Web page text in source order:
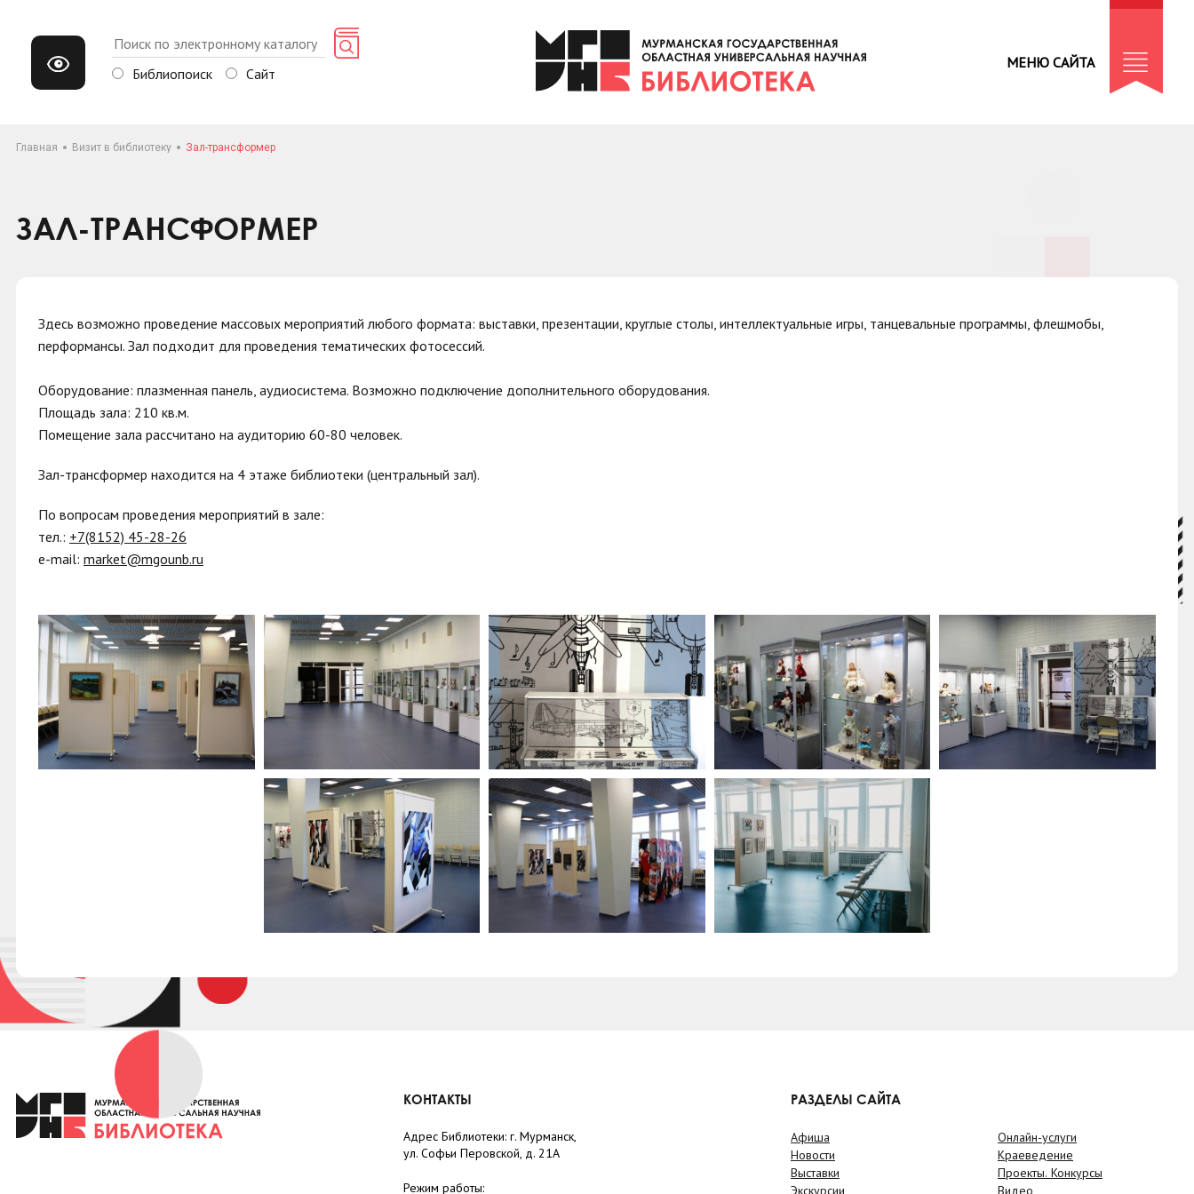
Библиопоиск Сайт
МЕНЮ САЙТА
Главная Визит в библиотеку Зал-трансформер
ЗАЛ-ТРАНСФОРМЕР
Здесь возможно проведение массовых мероприятий любого формата: выставки, презентации, круглые столы, интеллектуальные игры, танцевальные программы, флешмобы,
перформансы. Зал подходит для проведения тематических фотосессий.
Оборудование: плазменная панель, аудиосистема. Возможно подключение дополнительного оборудования.
Площадь зала: 210 кв.м.
Помещение зала рассчитано на аудиторию 60-80 человек.
Зал-трансформер находится на 4 этаже библиотеки (центральный зал).
По вопросам проведения мероприятий в зале:
тел.: +7(8152) 45-28-26
e-mail: market@mgounb.ru
КОНТАКТЫ
Адрес Библиотеки: г. Мурманск,
ул. Софьи Перовской, д. 21А
Режим работы:
РАЗДЕЛЫ САЙТА
Афиша
Новости
Выставки
Экскурсии
Онлайн-услуги
Краеведение
Проекты. Конкурсы
Видео